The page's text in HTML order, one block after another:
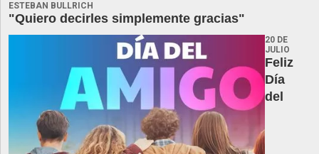
ESTEBAN BULLRICH
"Quiero decirles simplemente gracias"
20 DE
JULIO
Feliz
Día
del